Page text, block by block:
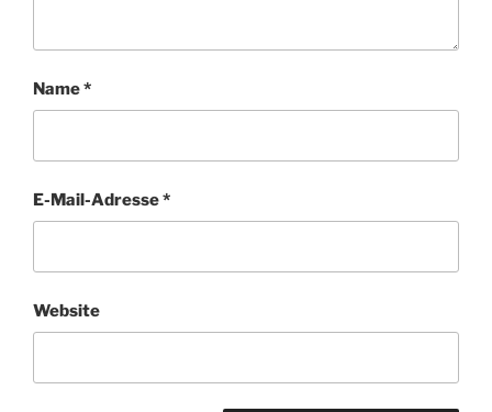
Name*
E-Mail-Adresse*
Website